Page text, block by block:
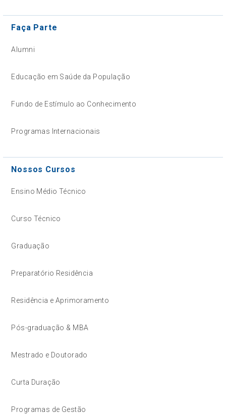
Faça Parte
Alumni
Educação em Saúde da População
Fundo de Estímulo ao Conhecimento
Programas Internacionais
Nossos Cursos
Ensino Médio Técnico
Curso Técnico
Graduação
Preparatório Residência
Residência e Aprimoramento
Pós-graduação & MBA
Mestrado e Doutorado
Curta Duração
Programas de Gestão